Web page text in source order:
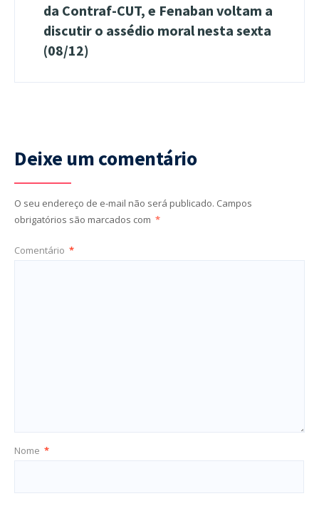
da Contraf-CUT, e Fenaban voltam a
discutir o assédio moral nesta sexta
(08/12)
Deixe um comentário
O seu endereço de e-mail não será publicado. Campos
obrigatórios são marcados com *
Comentário *
Nome *